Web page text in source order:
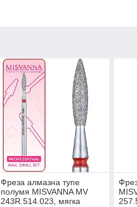
Фреза алмазна тупе
полумя MISVANNA MV
243R.514.023, мягка